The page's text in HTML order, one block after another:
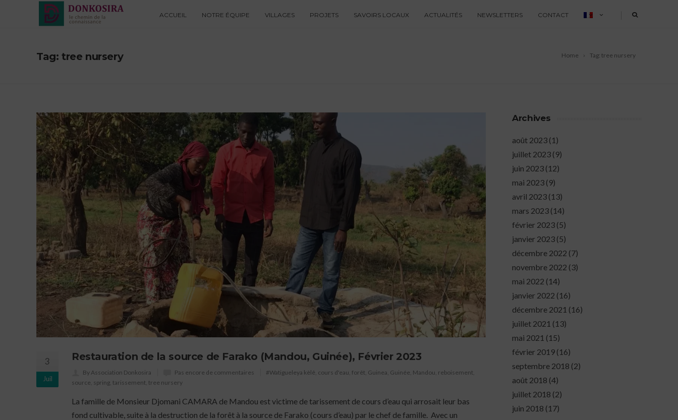
ACCUEIL NOTRE ÉQUIPE VILLAGES PROJETS SAVOIRS LOCAUX ACTUALITÉS NEWSLETTERS CONTACT
Home Tag: tree nursery
Tag: tree nursery
3
Juil
Restauration de la source de Farako (Mandou, Guinée), Février 2023
By Association Donkosira Pas encore de commentaires #Watigueleya kèlê cours d'eau forêt Guinea Guinée Mandou reboisement
source spring tarissement tree nursery
La famille de Monsieur Djomani CAMARA de Mandou est victime de tarissement de cours d’eau qui arrosait leur bas
fond cultivable, suite à la destruction de la forêt à la source de Farako (cours d’eau) par le chef de famille. Avec un
Archives
août 2023 (1)
juillet 2023 (9)
juin 2023 (12)
mai 2023 (9)
avril 2023 (13)
mars 2023 (14)
février 2023 (5)
janvier 2023 (5)
décembre 2022 (7)
novembre 2022 (3)
mai 2022 (14)
janvier 2022 (16)
décembre 2021 (16)
juillet 2021 (13)
mai 2021 (15)
février 2019 (16)
septembre 2018 (2)
août 2018 (4)
juillet 2018 (2)
juin 2018 (17)